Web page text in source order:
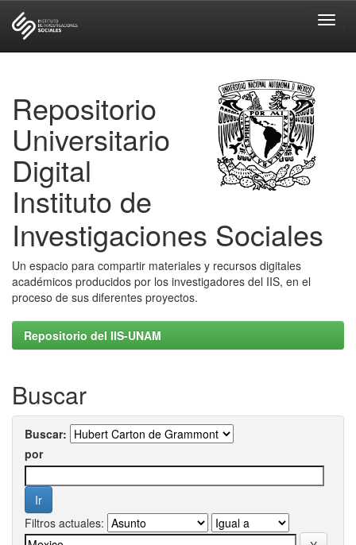
Repositorio
Universitario
Digital
Instituto de
Investigaciones Sociales
Un espacio para compartir materiales y recursos digitales
académicos producidos por los investigadores del IIS, en el
proceso de sus diferentes proyectos.
Repositorio del IIS-UNAM
Buscar
Buscar:
por
Filtros actuales: